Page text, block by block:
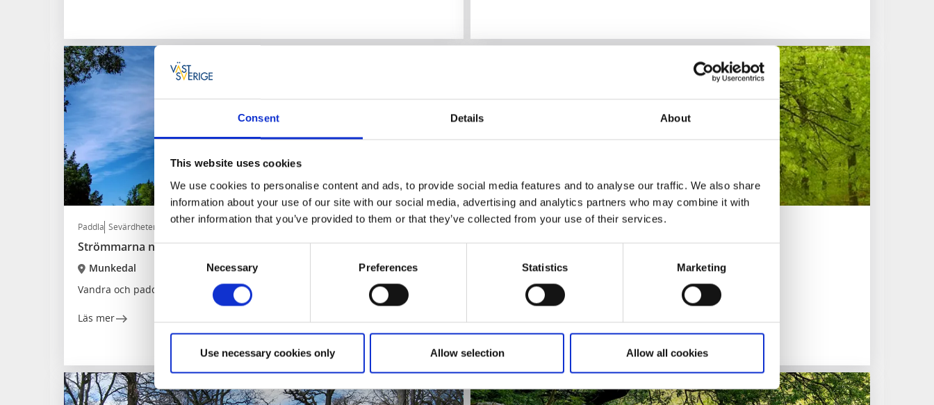
Consent Details About
This website uses cookies
We use cookies to personalise content and ads, to provide social media features and to analyse our traffic. We also share
information about your use of our site with our social media, advertising and analytics partners who may combine it with
other information that you’ve provided to them or that they’ve collected from your use of their services.
Consent
Necessary Preferences Statistics Marketing
Use necessary cookies only Allow selection Allow all cookies
Paddla Sevärdheter
Strömmarna naturreservat
Munkedal
Vandra och paddla i Strömmarna
Läs mer
Aktiviteter
Vågsäter bokskog
Valbo-Ryr
Vandra i naturreservat